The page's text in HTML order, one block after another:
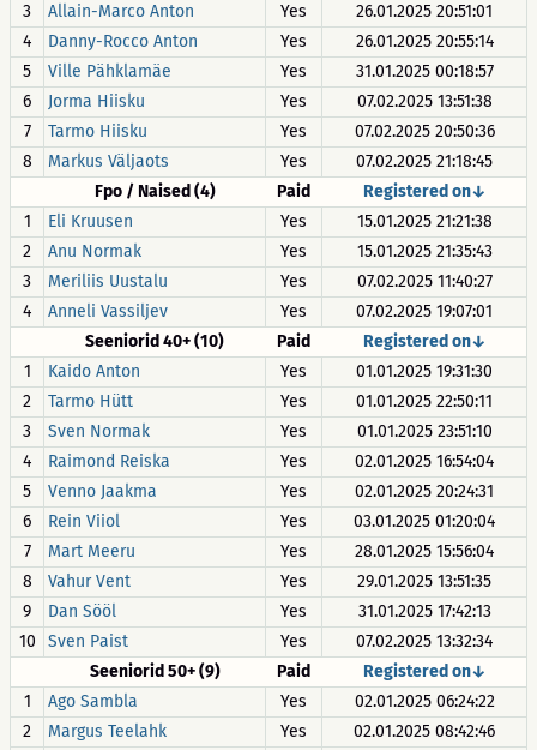
3
Allain-Marco Anton Yes
26.01.2025 20:51:01
4
Danny-Rocco Anton Yes
26.01.2025 20:55:14
5
Ville Pähklamäe Yes
31.01.2025 00:18:57
6
Jorma Hiisku Yes
07.02.2025 13:51:38
7
Tarmo Hiisku Yes
07.02.2025 20:50:36
8
Markus Väljaots Yes
07.02.2025 21:18:45
Fpo / Naised (4)
Paid
Registered on↓
1
Eli Kruusen Yes
15.01.2025 21:21:38
2
Anu Normak Yes
15.01.2025 21:35:43
3
Meriliis Uustalu Yes
07.02.2025 11:40:27
4
Anneli Vassiljev Yes
07.02.2025 19:07:01
Seeniorid 40+ (10)
Paid
Registered on↓
1
Kaido Anton Yes
01.01.2025 19:31:30
2
Tarmo Hütt Yes
01.01.2025 22:50:11
3
Sven Normak Yes
01.01.2025 23:51:10
4
Raimond Reiska Yes
02.01.2025 16:54:04
5
Venno Jaakma Yes
02.01.2025 20:24:31
6
Rein Viiol Yes
03.01.2025 01:20:04
7
Mart Meeru Yes
28.01.2025 15:56:04
8
Vahur Vent Yes
29.01.2025 13:51:35
9
Dan Sööl Yes
31.01.2025 17:42:13
10
Sven Paist Yes
07.02.2025 13:32:34
Seeniorid 50+ (9)
Paid
Registered on↓
1
Ago Sambla Yes
02.01.2025 06:24:22
2
Margus Teelahk Yes
02.01.2025 08:42:46